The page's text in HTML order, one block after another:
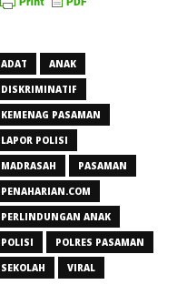
ADAT
ANAK
DISKRIMINATIF
KEMENAG PASAMAN
LAPOR POLISI
MADRASAH
PASAMAN
PENAHARIAN.COM
PERLINDUNGAN ANAK
POLISI
POLRES PASAMAN
SEKOLAH
VIRAL